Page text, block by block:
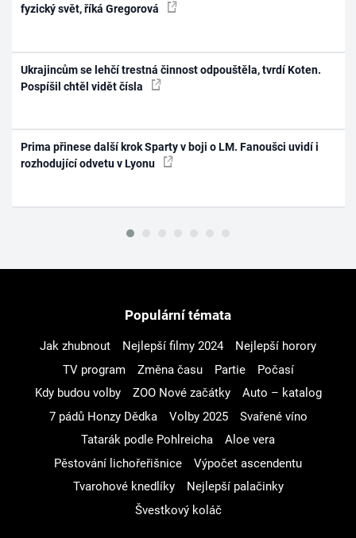
fyzický svět, říká Gregorová
Ukrajincům se lehčí trestná činnost odpouštěla, tvrdí Koten.
Pospíšil chtěl vidět čísla
Prima přinese další krok Sparty v boji o LM. Fanoušci uvidí i
rozhodující odvetu v Lyonu
Populární témata
Jak zhubnout Nejlepší filmy 2024
Nejlepší horory
TV program
Změna času Partie
Počasí
Kdy budou volby
ZOO Nové začátky
Auto – katalog
7 pádů Honzy Dědka
Volby 2025
Svařené víno
Tatarák podle Pohlreicha
Aloe vera
Pěstování lichořeřišnice
Výpočet ascendentu
Tvarohové knedlíky
Nejlepší palačinky
Švestkový koláč